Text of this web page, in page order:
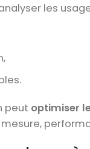
les
peut optimiser